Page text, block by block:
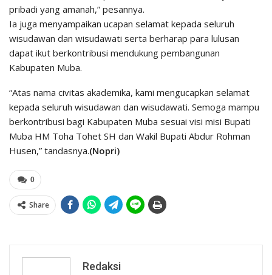
pribadi yang amanah,” pesannya.
Ia juga menyampaikan ucapan selamat kepada seluruh
wisudawan dan wisudawati serta berharap para lulusan
dapat ikut berkontribusi mendukung pembangunan
Kabupaten Muba.
“Atas nama civitas akademika, kami mengucapkan selamat
kepada seluruh wisudawan dan wisudawati. Semoga mampu
berkontribusi bagi Kabupaten Muba sesuai visi misi Bupati
Muba HM Toha Tohet SH dan Wakil Bupati Abdur Rohman
Husen,” tandasnya.(Nopri)
0
Share
Redaksi